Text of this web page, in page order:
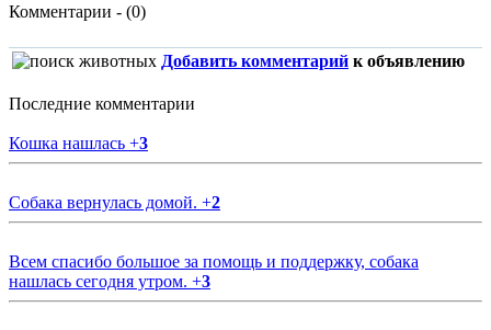
Комментарии - (0)
Добавить комментарий к объявлению
Последние комментарии
Кошка нашлась +3
Собака вернулась домой. +2
Всем спасибо большое за помощь и поддержку, собака
нашлась сегодня утром. +3